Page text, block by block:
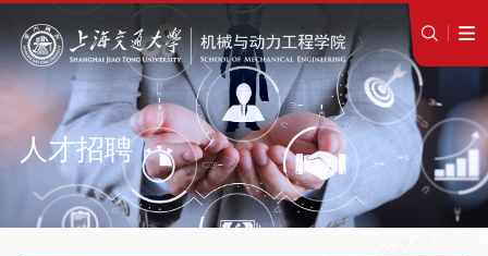
人才招聘